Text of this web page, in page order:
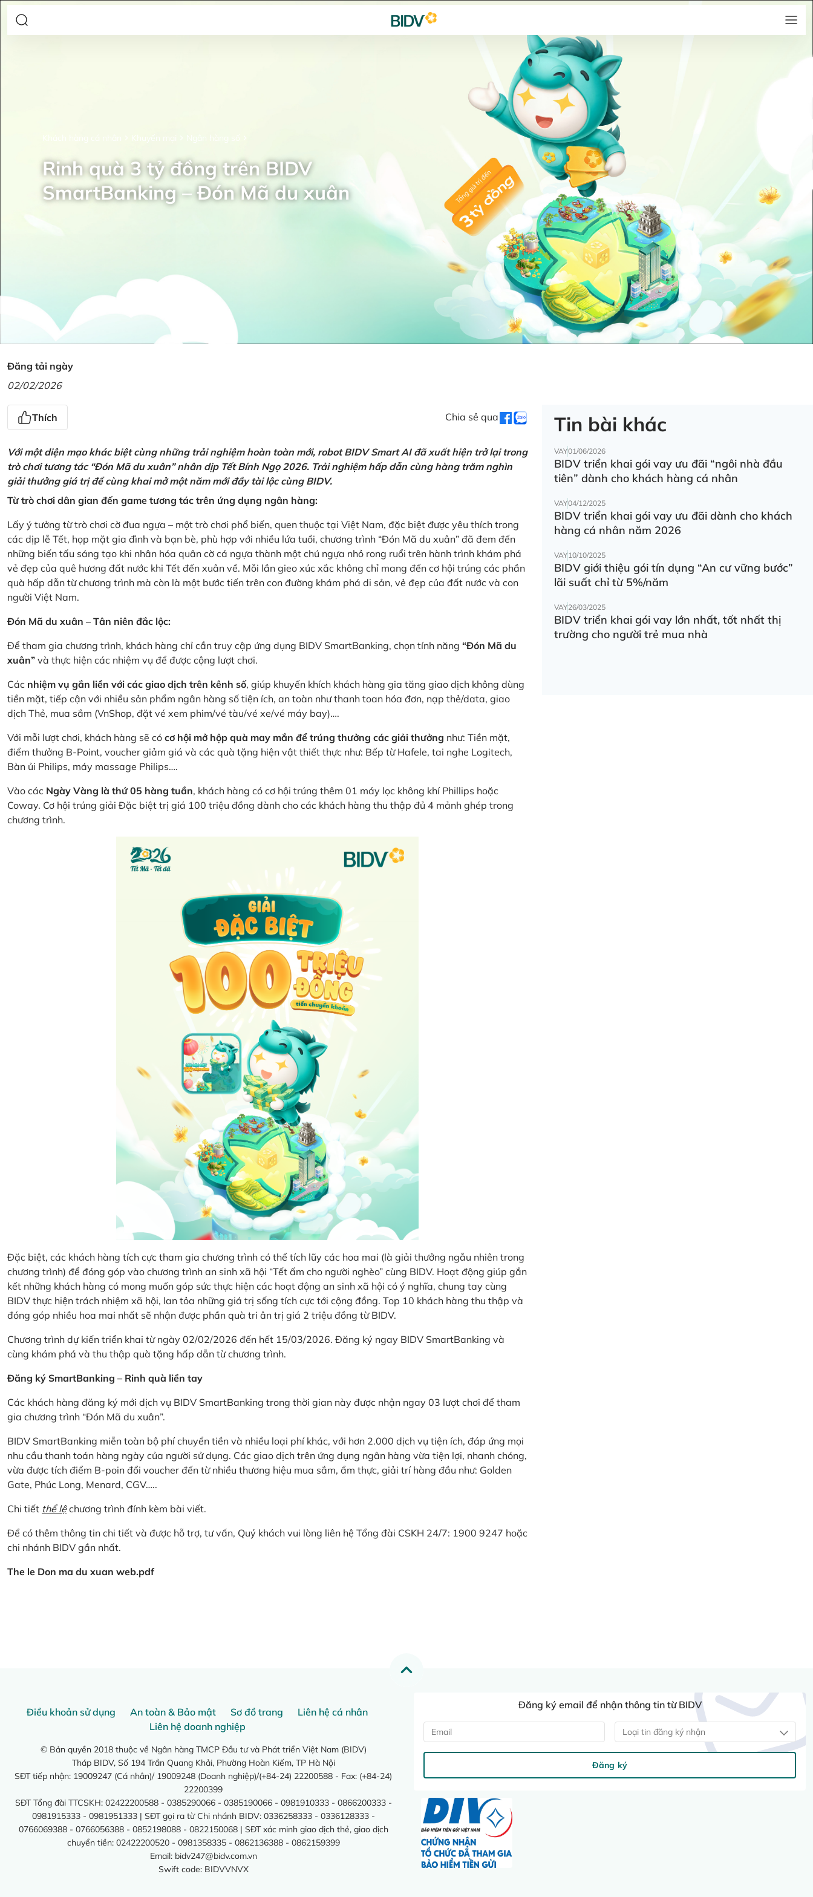
Khuyến mại Ngân hàng số
Rinh quà 3 tỷ đồng trên BIDV
SmartBanking – Đón Mã du xuân
Đăng tải ngày
02/02/2026
Thích Chia sẻ qua
Với một diện mạo khác biệt cùng những trải nghiệm hoàn toàn mới, robot BIDV Smart AI đã xuất hiện trở lại trong
trò chơi tương tác “Đón Mã du xuân” nhân dịp Tết Bính Ngọ 2026. Trải nghiệm hấp dẫn cùng hàng trăm nghìn
giải thưởng giá trị để cùng khai mở một năm mới đầy tài lộc cùng BIDV.
Từ trò chơi dân gian đến game tương tác trên ứng dụng ngân hàng:
Lấy ý tưởng từ trò chơi cờ đua ngựa – một trò chơi phổ biến, quen thuộc tại Việt Nam, đặc biệt được yêu thích trong
các dịp lễ Tết, họp mặt gia đình và bạn bè, phù hợp với nhiều lứa tuổi, chương trình “Đón Mã du xuân” đã đem đến
những biến tấu sáng tạo khi nhân hóa quân cờ cá ngựa thành một chú ngựa nhỏ rong ruổi trên hành trình khám phá
vẻ đẹp của quê hương đất nước khi Tết đến xuân về. Mỗi lần gieo xúc xắc không chỉ mang đến cơ hội trúng các phần
quà hấp dẫn từ chương trình mà còn là một bước tiến trên con đường khám phá di sản, vẻ đẹp của đất nước và con
người Việt Nam.
Đón Mã du xuân – Tân niên đắc lộc:
Để tham gia chương trình, khách hàng chỉ cần truy cập ứng dụng BIDV SmartBanking, chọn tính năng “Đón Mã du
xuân” và thực hiện các nhiệm vụ để được cộng lượt chơi.
Các nhiệm vụ gắn liền với các giao dịch trên kênh số, giúp khuyến khích khách hàng gia tăng giao dịch không dùng
tiền mặt, tiếp cận với nhiều sản phẩm ngân hàng số tiện ích, an toàn như thanh toan hóa đơn, nạp thẻ/data, giao
dịch Thẻ, mua sắm (VnShop, đặt vé xem phim/vé tàu/vé xe/vé máy bay)….
Với mỗi lượt chơi, khách hàng sẽ có cơ hội mở hộp quà may mắn để trúng thưởng các giải thưởng như: Tiền mặt,
điểm thưởng B-Point, voucher giảm giá và các quà tặng hiện vật thiết thực như: Bếp từ Hafele, tai nghe Logitech,
Bàn ủi Philips, máy massage Philips….
Vào các Ngày Vàng là thứ 05 hàng tuần, khách hàng có cơ hội trúng thêm 01 máy lọc không khí Phillips hoặc
Coway. Cơ hội trúng giải Đặc biệt trị giá 100 triệu đồng dành cho các khách hàng thu thập đủ 4 mảnh ghép trong
chương trình.
Đặc biệt, các khách hàng tích cực tham gia chương trình có thể tích lũy các hoa mai (là giải thưởng ngẫu nhiên trong
chương trình) để đóng góp vào chương trình an sinh xã hội “Tết ấm cho người nghèo” cùng BIDV. Hoạt động giúp gắn
kết những khách hàng có mong muốn góp sức thực hiện các hoạt động an sinh xã hội có ý nghĩa, chung tay cùng
BIDV thực hiện trách nhiệm xã hội, lan tỏa những giá trị sống tích cực tới cộng đồng. Top 10 khách hàng thu thập và
đóng góp nhiều hoa mai nhất sẽ nhận được phần quà tri ân trị giá 2 triệu đồng từ BIDV.
Chương trình dự kiến triển khai từ ngày 02/02/2026 đến hết 15/03/2026. Đăng ký ngay BIDV SmartBanking và
cùng khám phá và thu thập quà tặng hấp dẫn từ chương trình.
Đăng ký SmartBanking – Rinh quà liền tay
Các khách hàng đăng ký mới dịch vụ BIDV SmartBanking trong thời gian này được nhận ngay 03 lượt chơi để tham
gia chương trình “Đón Mã du xuân”.
BIDV SmartBanking miễn toàn bộ phí chuyển tiền và nhiều loại phí khác, với hơn 2.000 dịch vụ tiện ích, đáp ứng mọi
nhu cầu thanh toán hàng ngày của người sử dụng. Các giao dịch trên ứng dụng ngân hàng vừa tiện lợi, nhanh chóng,
vừa được tích điểm B-poin đổi voucher đến từ nhiều thương hiệu mua sắm, ẩm thực, giải trí hàng đầu như: Golden
Gate, Phúc Long, Menard, CGV…..
Chi tiết thể lệchương trình đính kèm bài viết.
Để có thêm thông tin chi tiết và được hỗ trợ, tư vấn, Quý khách vui lòng liên hệ Tổng đài CSKH 24/7: 1900 9247 hoặc
chi nhánh BIDV gần nhất.
The le Don ma du xuan web.pdf
Tin bài khác
VAY01/06/2026
BIDV triển khai gói vay ưu đãi “ngôi nhà đầu
tiên” dành cho khách hàng cá nhân
VAY04/12/2025
BIDV triển khai gói vay ưu đãi dành cho khách
hàng cá nhân năm 2026
VAY10/10/2025
BIDV giới thiệu gói tín dụng “An cư vững bước”
lãi suất chỉ từ 5%/năm
VAY26/03/2025
BIDV triển khai gói vay lớn nhất, tốt nhất thị
trường cho người trẻ mua nhà
Điều khoản sử dụng An toàn & Bảo mật Sơ đồ trang
Liên hệ cá nhân
Liên hệ doanh nghiệp
© Bản quyền 2018 thuộc về Ngân hàng TMCP Đầu tư và Phát triển Việt Nam (BIDV)
Tháp BIDV, Số 194 Trần Quang Khải, Phường Hoàn Kiếm, TP Hà Nội
SĐT tiếp nhận: 19009247 (Cá nhân)/ 19009248 (Doanh nghiệp)/(+84-24) 22200588 - Fax: (+84-24)
22200399
SĐT Tổng đài TTCSKH: 02422200588 - 0385290066 - 0385190066 - 0981910333 - 0866200333 -
0981915333 - 0981951333 | SĐT gọi ra từ Chi nhánh BIDV: 0336258333 - 0336128333 -
0766069388 - 0766056388 - 0852198088 - 0822150068 | SĐT xác minh giao dịch thẻ, giao dịch
chuyển tiền: 02422200520 - 0981358335 - 0862136388 - 0862159399
Email: bidv247@bidv.com.vn
Swift code: BIDVVNVX
Đăng ký email để nhận thông tin từ BIDV
Loại tin đăng ký nhận
Đăng ký